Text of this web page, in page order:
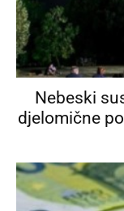
Nebeski
djelomične